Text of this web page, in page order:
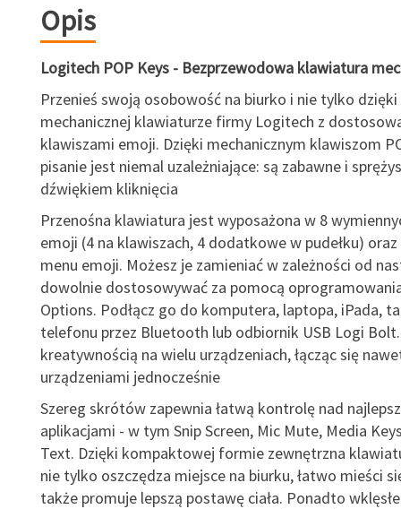
Opis
Logitech POP Keys - Bezprzewodowa klawiatura
Przenieś swoją osobowość na biurko i nie tylko dzięki
mechanicznej klawiaturze firmy Logitech z
klawiszami emoji. Dzięki mechanicznym klawiszom
pisanie jest niemal uzależniające: są zabawne i
dźwiękiem kliknięcia
Przenośna klawiatura jest wyposażona w 8
emoji (4 na klawiszach, 4 dodatkowe w pudełku)
menu emoji. Możesz je zamieniać w zależności od
dowolnie dostosowywać za pomocą
Options. Podłącz go do komputera, laptopa, iPada,
telefonu przez Bluetooth lub odbiornik USB Logi Bolt.
kreatywnością na wielu urządzeniach, łącząc się
urządzeniami jednocześnie
Szereg skrótów zapewnia łatwą kontrolę nad
aplikacjami - w tym Snip Screen, Mic Mute, Media
Text. Dzięki kompaktowej formie zewnętrzna
nie tylko oszczędza miejsce na biurku, łatwo mieści
także promuje lepszą postawę ciała. Ponadto